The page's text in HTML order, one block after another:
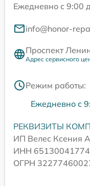
Ежедневно с 9:00
info@honor-
Проспект
Адрес сервисного
Режим работы:
Ежедневно с
РЕКВИЗИТЫ
ИП Велес Ксения
ИНН
ОГРН